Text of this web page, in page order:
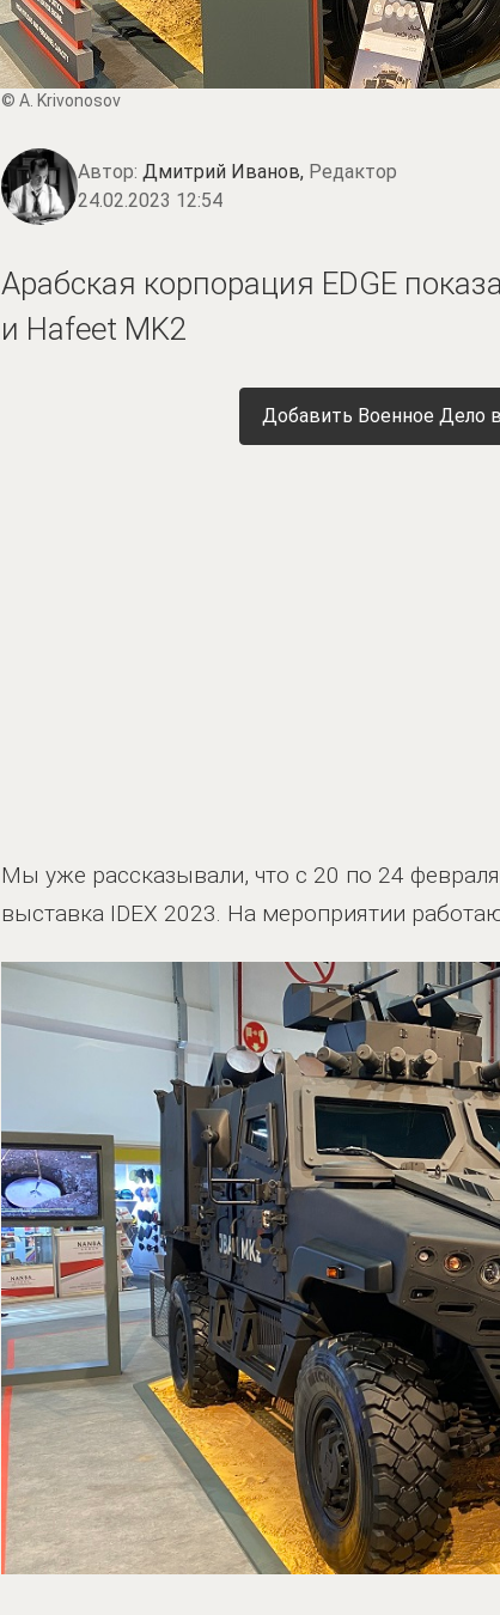
© A. Krivonosov
Автор: Дмитрий Иванов, Редактор
24.02.2023 12:54
Арабская корпорация EDGE
и Hafeet MK2
Добавить Военное Дело
Мы уже рассказывали, что с 20 по 24
выставка IDEX 2023. На мероприятии